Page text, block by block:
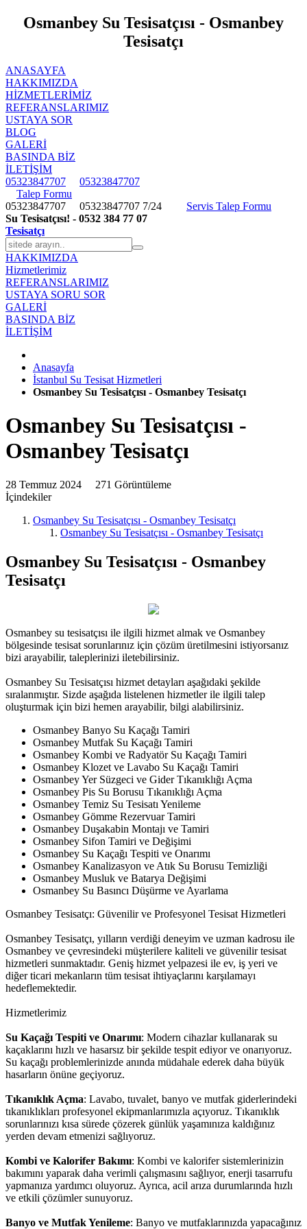
Osmanbey Su Tesisatçısı - Osmanbey
Tesisatçı
ANASAYFA
HAKKIMIZDA
HIZMETLERIMIZ
REFERANSLARIMIZ
USTAYA SOR
BLOG
GALERİ
BASINDA BİZ
İLETİŞİM
05323847707
05323847707
Talep Formu
05323847707 05323847707 7/24
Servis Talep Formu
Su Tesisatçısı! - 0532 384 77 07
Tesisatçı
HAKKIMIZDA
Hizmetlerimiz
REFERANSLARIMIZ
USTAYA SORU SOR
GALERİ
BASINDA BİZ
İLETİŞİM
Anasayfa
İstanbul Su Tesisat Hizmetleri
Osmanbey Su Tesisatçısı - Osmanbey Tesisatçı
Osmanbey Su Tesisatçısı -
Osmanbey Tesisatçı
28 Temmuz 2024 271 Görüntüleme
İçindekiler
Osmanbey Su Tesisatçısı - Osmanbey Tesisatçı
Osmanbey Su Tesisatçısı - Osmanbey Tesisatçı
Osmanbey Su Tesisatçısı - Osmanbey
Tesisatçı
Osmanbey su tesisatçısı ile ilgili hizmet almak ve Osmanbey
bölgesinde tesisat sorunlarınız için çözüm üretilmesini istiyorsanız
bizi arayabilir, taleplerinizi iletebilirsiniz.
Osmanbey Su Tesisatçısı hizmet detayları aşağıdaki şekilde
sıralanmıştır. Sizde aşağıda listelenen hizmetler ile ilgili talep
oluşturmak için bizi hemen arayabilir, bilgi alabilirsiniz.
Osmanbey Banyo Su Kaçağı Tamiri
Osmanbey Mutfak Su Kaçağı Tamiri
Osmanbey Kombi ve Radyatör Su Kaçağı Tamiri
Osmanbey Klozet ve Lavabo Su Kaçağı Tamiri
Osmanbey Yer Süzgeci ve Gider Tıkanıklığı Açma
Osmanbey Pis Su Borusu Tıkanıklığı Açma
Osmanbey Temiz Su Tesisatı Yenileme
Osmanbey Gömme Rezervuar Tamiri
Osmanbey Duşakabin Montajı ve Tamiri
Osmanbey Sifon Tamiri ve Değişimi
Osmanbey Su Kaçağı Tespiti ve Onarımı
Osmanbey Kanalizasyon ve Atık Su Borusu Temizliği
Osmanbey Musluk ve Batarya Değişimi
Osmanbey Su Basıncı Düşürme ve Ayarlama
Osmanbey Tesisatçı: Güvenilir ve Profesyonel Tesisat Hizmetleri
Osmanbey Tesisatçı, yılların verdiği deneyim ve uzman kadrosu ile
Osmanbey ve çevresindeki müşterilere kaliteli ve güvenilir tesisat
hizmetleri sunmaktadır. Geniş hizmet yelpazesi ile ev, iş yeri ve
diğer ticari mekanların tüm tesisat ihtiyaçlarını karşılamayı
hedeflemektedir.
Hizmetlerimiz
Su Kaçağı Tespiti ve Onarımı: Modern cihazlar kullanarak su
kaçaklarını hızlı ve hasarsız bir şekilde tespit ediyor ve onarıyoruz.
Su kaçağı problemlerinizde anında müdahale ederek daha büyük
hasarların önüne geçiyoruz.
Tıkanıklık Açma: Lavabo, tuvalet, banyo ve mutfak giderlerindeki
tıkanıklıkları profesyonel ekipmanlarımızla açıyoruz. Tıkanıklık
sorunlarınızı kısa sürede çözerek günlük yaşamınıza kaldığınız
yerden devam etmenizi sağlıyoruz.
Kombi ve Kalorifer Bakımı: Kombi ve kalorifer sistemlerinizin
bakımını yaparak daha verimli çalışmasını sağlıyor, enerji tasarrufu
yapmanıza yardımcı oluyoruz. Ayrıca, acil arıza durumlarında hızlı
ve etkili çözümler sunuyoruz.
Banyo ve Mutfak Yenileme: Banyo ve mutfaklarınızda yapacağınız